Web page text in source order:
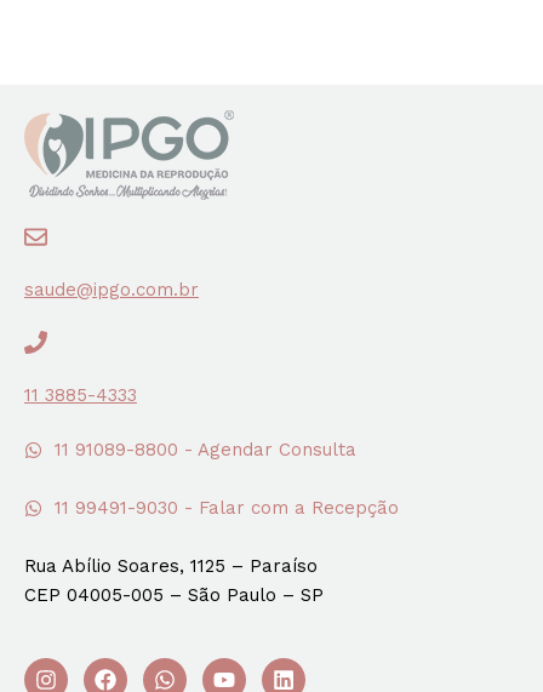
saude@ipgo.com.br
11 3885-4333
11 91089-8800 - Agendar Consulta
11 99491-9030 - Falar com a Recepção
Rua Abílio Soares, 1125 – Paraíso
CEP 04005-005 – São Paulo – SP